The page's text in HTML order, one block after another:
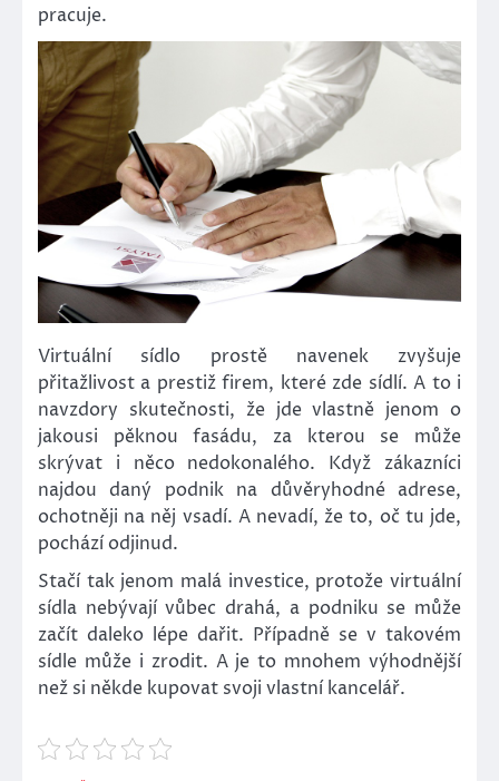
pracuje.
Virtuální sídlo prostě navenek zvyšuje
přitažlivost a prestiž firem, které zde sídlí. A to i
navzdory skutečnosti, že jde vlastně jenom o
jakousi pěknou fasádu, za kterou se může
skrývat i něco nedokonalého. Když zákazníci
najdou daný podnik na důvěryhodné adrese,
ochotněji na něj vsadí. A nevadí, že to, oč tu jde,
pochází odjinud.
Stačí tak jenom malá investice, protože virtuální
sídla nebývají vůbec drahá, a podniku se může
začít daleko lépe dařit. Případně se v takovém
sídle může i zrodit. A je to mnohem výhodnější
než si někde kupovat svoji vlastní kancelář.